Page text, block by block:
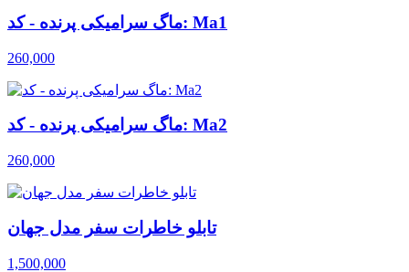
ماگ سرامیکی پرنده - کد: Ma1
260,000
ماگ سرامیکی پرنده - کد: Ma2
260,000
تابلو خاطرات سفر مدل جهان
1,500,000